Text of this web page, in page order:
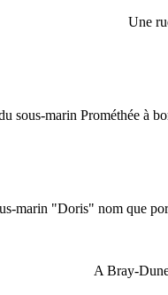
Une
sous-marin Prométhée à
marin "Doris" nom que
A Bray-